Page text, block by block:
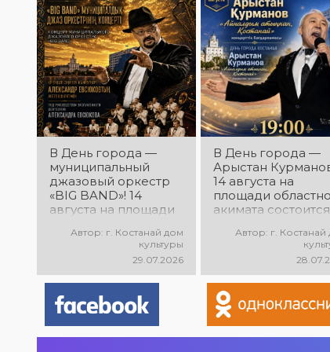
народного
творчества
В День города —
муниципальный
джазовый оркестр
«BIG BAND»! 14
августа на площади
состоится концерт
муниципального
джазового оркестра
«BIG BAND»!
Руководитель
оркестра —
заслуженный
деятель РК
Автор: г. Костанай дом
культуры
29.07.2026
В День города —
Арыстан
14 августа на
площади
акимата состоится
программа
«Айналдым
Қостанай»! Вас
любимые песни,
яркое
и праздничное
Автор: г. Костанай